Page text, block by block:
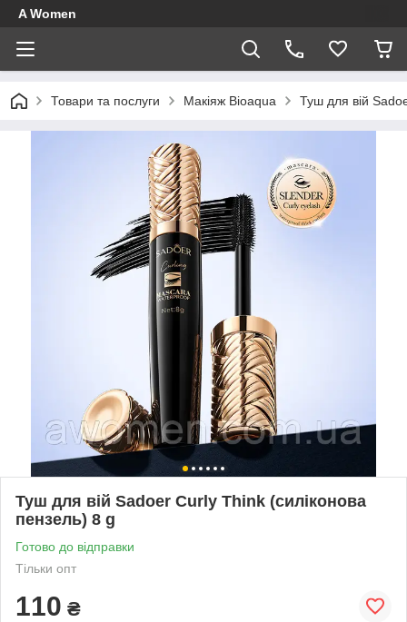
A Women
Товари та послуги Макіяж Bioaqua Туш для вій
Туш для вій Sadoer Curly Think (силіконова
пензель) 8 g
Готово до відправки
Тільки опт
110 ₴